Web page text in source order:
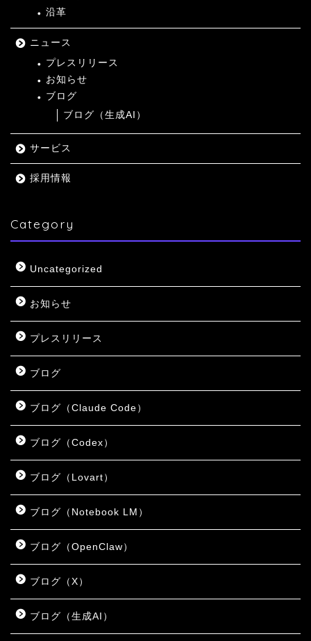
沿革
ニュース
プレスリリース
お知らせ
ブログ
ブログ（生成AI）
サービス
採用情報
Category
Uncategorized
お知らせ
プレスリリース
ブログ
ブログ（Claude Code）
ブログ（Codex）
ブログ（Lovart）
ブログ（Notebook LM）
ブログ（OpenClaw）
ブログ（X）
ブログ（生成AI）